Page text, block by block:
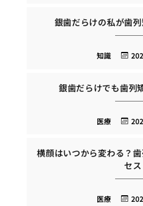
銀歯だらけの私が歯
知識
銀歯だらけでも歯列
医療
横顔はいつから変わる？
セス
医療